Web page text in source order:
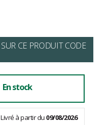
SUR CE PRODUIT CODE
En stock
Livré à partir du 09/08/2026